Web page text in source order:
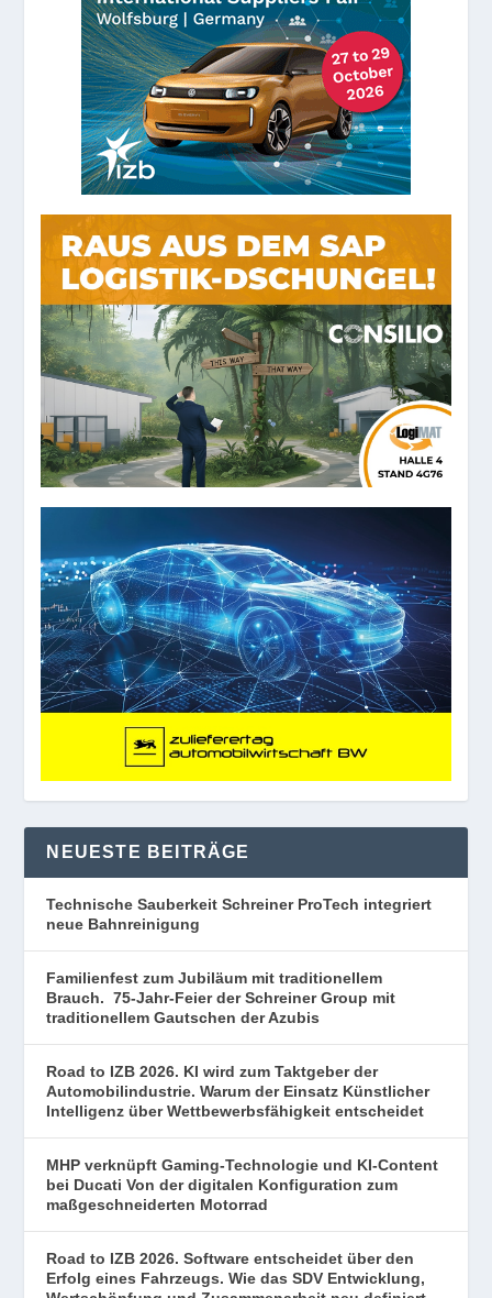
NEUESTE BEITRÄGE
Technische Sauberkeit Schreiner ProTech integriert
neue Bahnreinigung
Familienfest zum Jubiläum mit traditionellem
Brauch. 75-Jahr-Feier der Schreiner Group mit
traditionellem Gautschen der Azubis
Road to IZB 2026. KI wird zum Taktgeber der
Automobilindustrie. Warum der Einsatz Künstlicher
Intelligenz über Wettbewerbsfähigkeit entscheidet
MHP verknüpft Gaming-Technologie und KI-Content
bei Ducati Von der digitalen Konfiguration zum
maßgeschneiderten Motorrad
Road to IZB 2026. Software entscheidet über den
Erfolg eines Fahrzeugs. Wie das SDV Entwicklung,